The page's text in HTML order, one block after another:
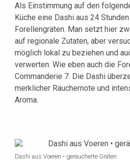
Als Einstimmung auf den
Küche eine Dashi aus 24
Forellengräten. Man setzt hier
auf regionale Zutaten, aber
möglich lokal zu beziehen und
verwerten. Wie eben auch die
Commanderie 7. Die Dashi
merklicher Räuchernote und
Aroma.
Dashi aus Voeren • geräucherte Gräten